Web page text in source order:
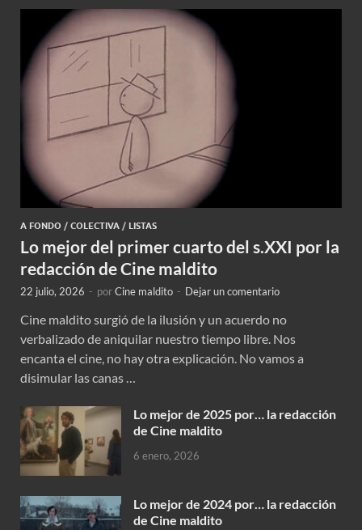
A FONDO / COLECTIVA / LISTAS
Lo mejor del primer cuarto del s.XXI por la
redacción de Cine maldito
22 julio, 2026 - porCine maldito - Dejar un comentario
Cine maldito surgió de la ilusión y un acuerdo no
verbalizado de aniquilar nuestro tiempo libre. Nos
encanta el cine, no hay otra explicación. No vamos a
disimular las canas …
Lo mejor de 2025 por… la redacción
de Cine maldito
6 enero, 2026
Lo mejor de 2024 por… la redacción
de Cine maldito